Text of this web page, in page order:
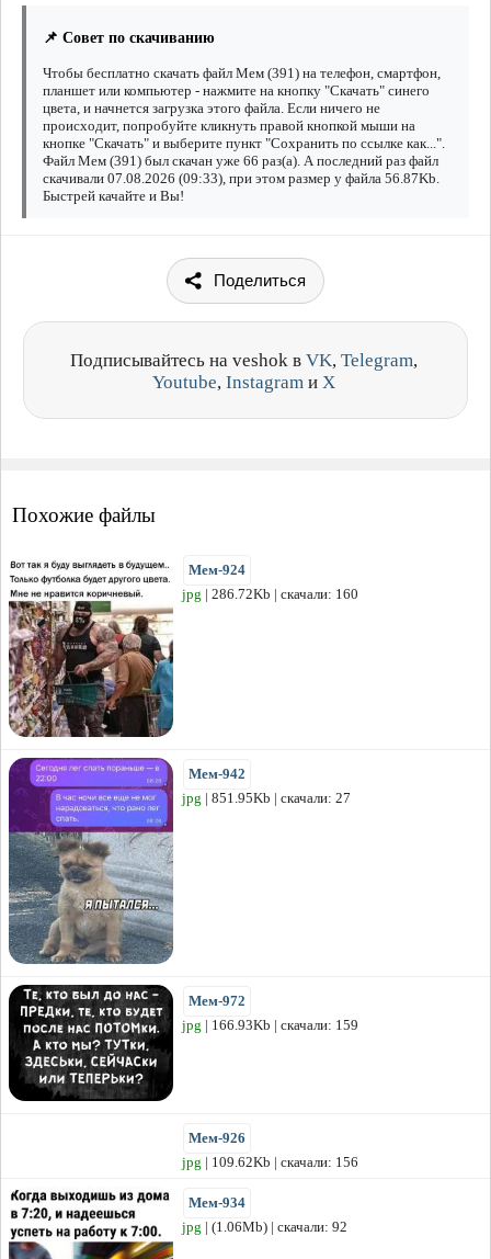
📌 Совет по скачиванию
Чтобы бесплатно скачать файл Мем (391) на телефон, смартфон,
планшет или компьютер - нажмите на кнопку "Скачать" синего
цвета, и начнется загрузка этого файла. Если ничего не
происходит, попробуйте кликнуть правой кнопкой мыши на
кнопке "Скачать" и выберите пункт "Сохранить по ссылке как...".
Файл Мем (391) был скачан уже 66 раз(а). А последний раз файл
скачивали 07.08.2026 (09:33), при этом размер у файла 56.87Kb.
Быстрей качайте и Вы!
Поделиться
Подписывайтесь на veshok в VK, Telegram,
Youtube, Instagram и X
Похожие файлы
Мем-924
jpg | 286.72Kb | скачали: 160
Мем-942
jpg | 851.95Kb | скачали: 27
Мем-972
jpg | 166.93Kb | скачали: 159
Мем-926
jpg | 109.62Kb | скачали: 156
Мем-934
jpg | (1.06Mb) | скачали: 92